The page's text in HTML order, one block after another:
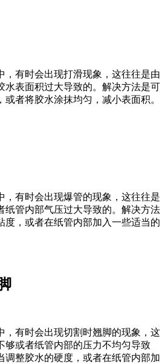
有时会出现打滑现象，这往往是由
水表面积过大导致的。解决方法是可
或者将胶水涂抹均匀，减小表面积。
有时会出现爆管的现象，这往往是
纸管内部气压过大导致的。解决方法
度，或者在纸管内部加入一些适当的
有时会出现切割时翘脚的现象，这
够或者纸管内部的压力不均匀导致
调整胶水的硬度，或者在纸管内部加